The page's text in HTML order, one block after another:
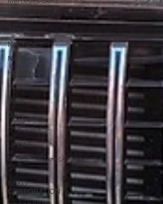
ジャガー
Jaguar
NeoTune
NeoTune
HONDA
HONDA
Volvo
Volvo
アップライン
UPLINE
ネココーポレーショ
ン
NEKO
CORPORATION